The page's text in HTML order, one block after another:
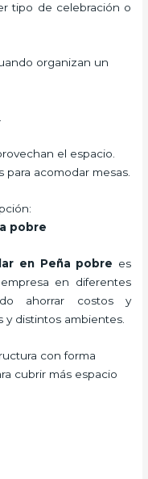
tipo de celebración o
organizan un
el espacio.
acomodar mesas.
pobre
en Peña pobre es
en diferentes
ahorrar costos y
distintos ambientes.
con forma
cubrir más espacio